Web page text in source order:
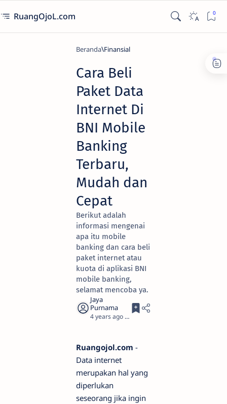
RuangOjoL.com
Beranda Finansial
Cara Beli
Paket Data
Internet Di
BNI Mobile
Banking
Terbaru,
Mudah dan
Cepat
Berikut adalah
informasi mengenai
apa itu mobile
banking dan cara beli
paket internet atau
kuota di aplikasi BNI
mobile banking,
selamat mencoba ya.
4 years ago 3
Ruangojol.com -
Data internet
merupakan hal yang
diperlukan
seseorang jika ingin